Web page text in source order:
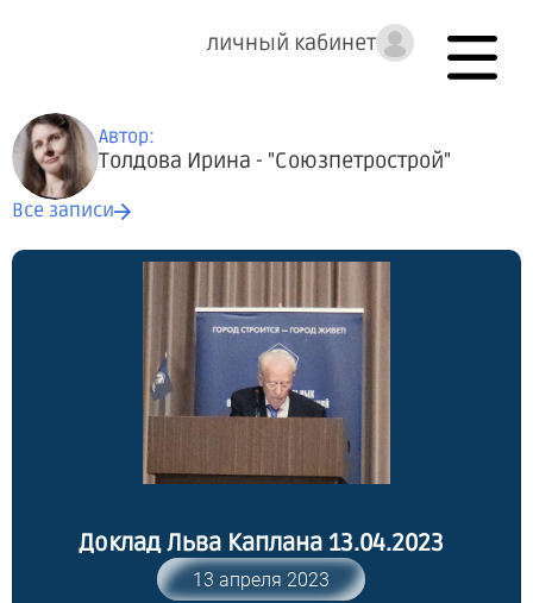
личный кабинет
Автор:
Толдова Ирина - "Союзпетрострой"
Все записи
Доклад Льва Каплана 13.04.2023
13 апреля 2023